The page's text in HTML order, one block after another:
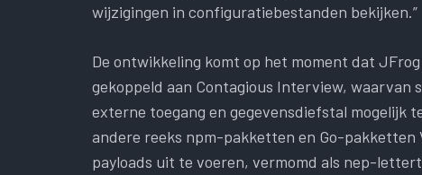
wijzigingen in configuratiebestanden bekijken.”
De ontwikkeling komt op het moment dat
gekoppeld aan Contagious Interview, waarvan
externe toegang en gegevensdiefstal mogelijk
andere reeks npm-pakketten en Go-
payloads uit te voeren, vermomd als nep-